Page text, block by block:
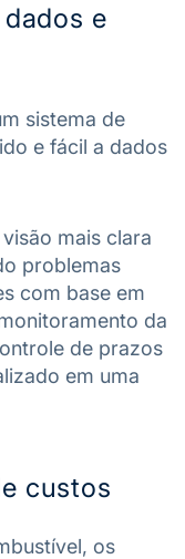
e
sistema de
e fácil a dados
mais clara
problemas
com base em
da
de prazos
em uma
custos
os